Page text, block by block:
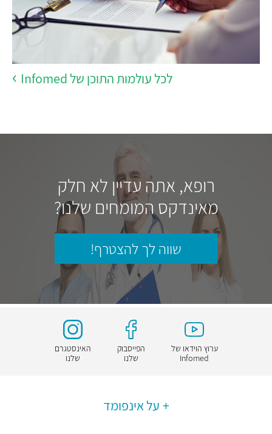
לכל עולמות התוכן של Infomed
רופא, אתה עדיין לא חלק
מאינדקס המומחים שלנו?
שווה לך להצטרף!
ערוץ הוידאו של
Infomed
הפייסבוק
שלנו
האינסטגרם
שלנו
על אינפומד